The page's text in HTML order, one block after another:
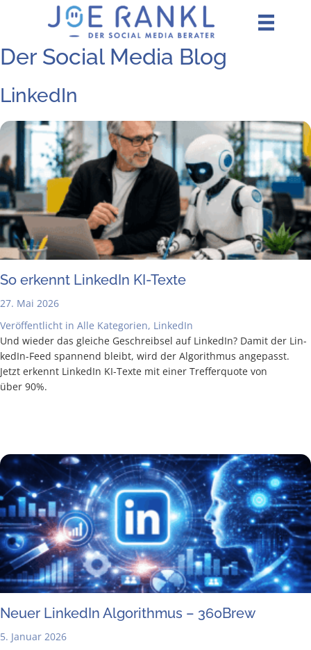
Der Social Media Blog
LinkedIn
So erkennt Lin­ke­dIn KI-Texte
27. Mai 2026
Veröffentlicht in Alle Kategorien, LinkedIn
Und wie­der das glei­che Geschreib­sel auf Lin­ke­dIn? Damit der Lin­
ke­­dIn-Feed span­nend bleibt, wird der Algo­rith­mus ange­passt.
Jetzt erkennt Lin­ke­dIn KI-Tex­­­te mit einer Tref­fer­quo­te von
über 90%.
Neu­er Lin­ke­dIn Algo­rith­mus – 360Brew
5. Januar 2026